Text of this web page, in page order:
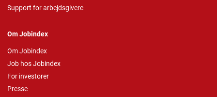
Support for arbejdsgivere
Om Jobindex
Om Jobindex
Job hos Jobindex
For investorer
Presse